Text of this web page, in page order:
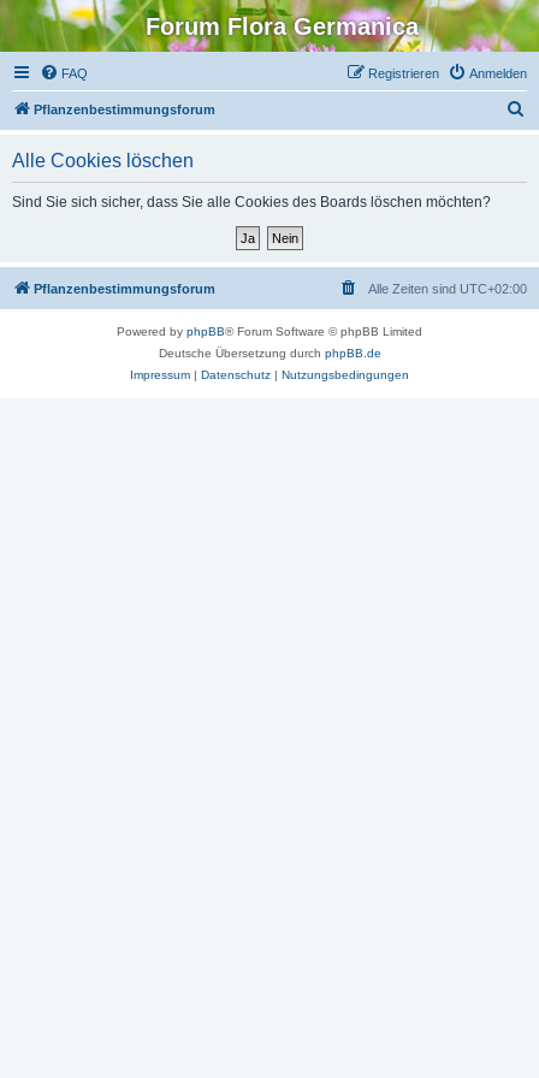
Forum Flora Germanica
FAQ Anmelden
Registrieren
Pflanzenbestimmungsforum
Alle Cookies löschen
Sind Sie sich sicher, dass Sie alle Cookies des Boards löschen möchten?
Pflanzenbestimmungsforum Alle Zeiten sind UTC+02:00
Powered by phpBB® Forum Software © phpBB Limited
Deutsche Übersetzung durch phpBB.de
Impressum | Datenschutz | Nutzungsbedingungen